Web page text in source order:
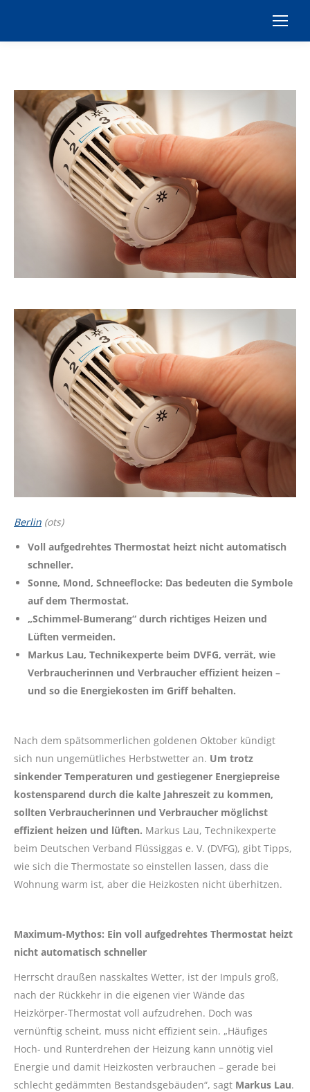
Berlin (ots)
Voll aufgedrehtes Thermostat heizt nicht automatisch
schneller.
Sonne, Mond, Schneeflocke: Das bedeuten die Symbole
auf dem Thermostat.
„Schimmel-Bumerang“ durch richtiges Heizen und
Lüften vermeiden.
Markus Lau, Technikexperte beim DVFG, verrät, wie
Verbraucherinnen und Verbraucher effizient heizen –
und so die Energiekosten im Griff behalten.
Nach dem spätsommerlichen goldenen Oktober kündigt
sich nun ungemütliches Herbstwetter an. Um trotz
sinkender Temperaturen und gestiegener Energiepreise
kostensparend durch die kalte Jahreszeit zu kommen,
sollten Verbraucherinnen und Verbraucher möglichst
effizient heizen und lüften. Markus Lau, Technikexperte
beim Deutschen Verband Flüssiggas e. V. (DVFG), gibt Tipps,
wie sich die Thermostate so einstellen lassen, dass die
Wohnung warm ist, aber die Heizkosten nicht überhitzen.
Maximum-Mythos: Ein voll aufgedrehtes Thermostat heizt
nicht automatisch schneller
Herrscht draußen nasskaltes Wetter, ist der Impuls groß,
nach der Rückkehr in die eigenen vier Wände das
Heizkörper-Thermostat voll aufzudrehen. Doch was
vernünftig scheint, muss nicht effizient sein. „Häufiges
Hoch- und Runterdrehen der Heizung kann unnötig viel
Energie und damit Heizkosten verbrauchen – gerade bei
schlecht gedämmten Bestandsgebäuden“, sagt Markus Lau.